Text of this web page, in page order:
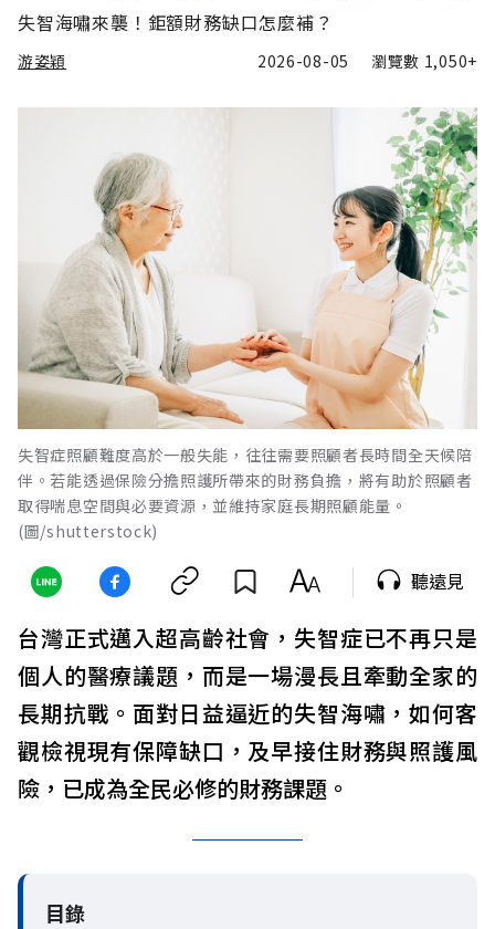
失智海嘯來襲！鉅額財務缺口怎麼補？
游姿穎 2026-08-05 瀏覽數 1,050+
失智症照顧難度高於一般失能，往往需要照顧者長時間全天候陪
伴。若能透過保險分擔照護所帶來的財務負擔，將有助於照顧者
取得喘息空間與必要資源，並維持家庭長期照顧能量。
(圖/shutterstock)
聽遠見
台灣正式邁入超高齡社會，失智症已不再只是
個人的醫療議題，而是一場漫長且牽動全家的
長期抗戰。面對日益逼近的失智海嘯，如何客
觀檢視現有保障缺口，及早接住財務與照護風
險，已成為全民必修的財務課題。
目錄